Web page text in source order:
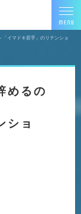
イマドキ若手」のリテンショ
めるの
ショ